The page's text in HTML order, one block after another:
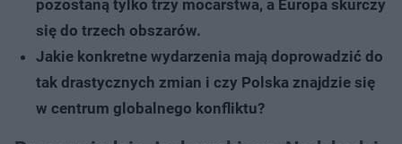
pozostaną tylko trzy mocarstwa, a Europa skurczy
się do trzech obszarów.
Jakie konkretne wydarzenia mają doprowadzić do
tak drastycznych zmian i czy Polska znajdzie się
w centrum globalnego konfliktu?